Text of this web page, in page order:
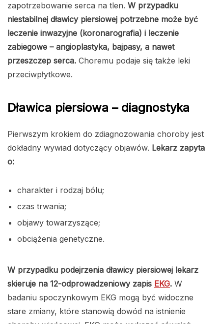
zapotrzebowanie serca na tlen. W przypadku
niestabilnej dławicy piersiowej potrzebne może być
leczenie inwazyjne (koronarografia) i leczenie
zabiegowe – angioplastyka, bajpasy, a nawet
przeszczep serca. Choremu podaje się także leki
przeciwpłytkowe.
Dławica piersiowa – diagnostyka
Pierwszym krokiem do zdiagnozowania choroby jest
dokładny wywiad dotyczący objawów. Lekarz zapyta
o:
charakter i rodzaj bólu;
czas trwania;
objawy towarzyszące;
obciążenia genetyczne.
W przypadku podejrzenia dławicy piersiowej lekarz
skieruje na 12-odprowadzeniowy zapis EKG. W
badaniu spoczynkowym EKG mogą być widoczne
stare zmiany, które stanowią dowód na istnienie